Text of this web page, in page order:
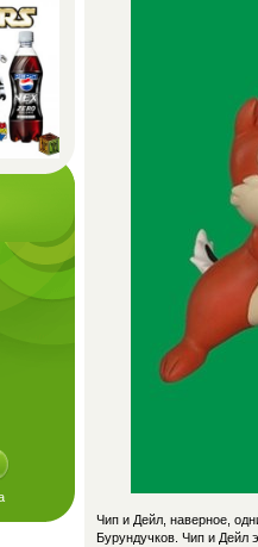
Чип и Дейл, наверное,
Бурундучков. Чип и Дейл